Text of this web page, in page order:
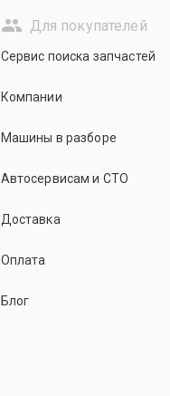
Для покупателей
Сервис поиска запчастей
Компании
Машины в разборе
Автосервисам и СТО
Доставка
Оплата
Блог